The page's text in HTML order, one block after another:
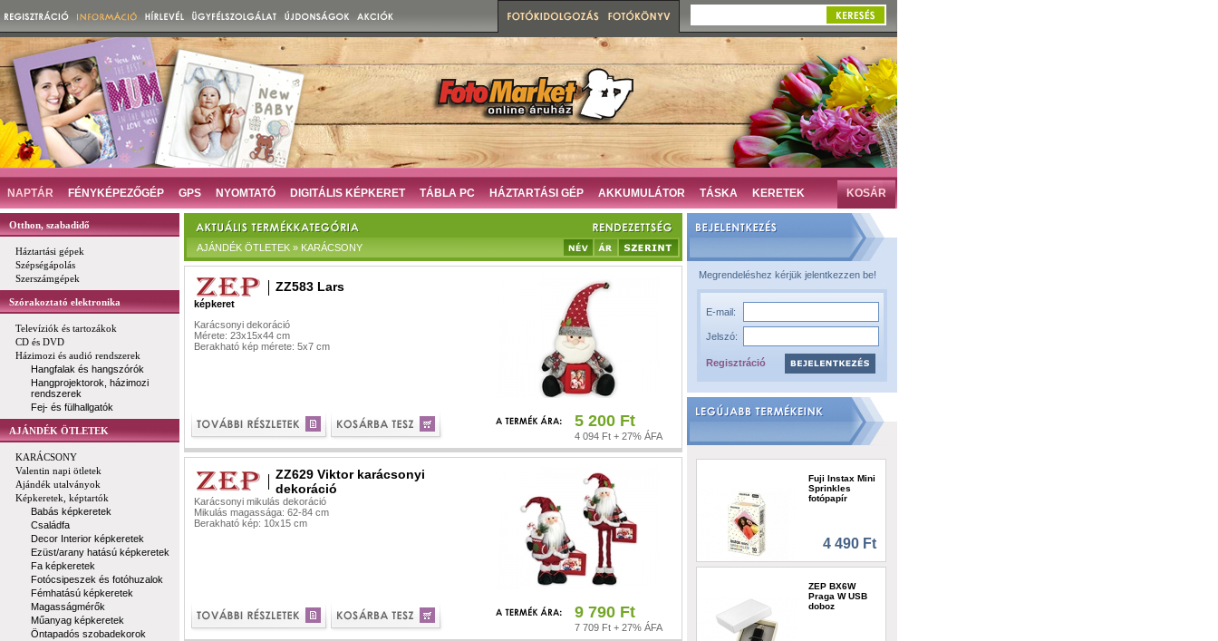
NAPTÁR FÉNYKÉPEZŐGÉP GPS NYOMTATÓ DIGITÁLIS KÉPKERET TÁBLA PC HÁZTARTÁSI GÉP AKKUMULÁTOR TÁSKA KERETEK KOSÁR
Otthon, szabadidő
Háztartási gépek
Szépségápolás
Szerszámgépek
Szórakoztató elektronika
Televíziók és tartozákok
CD és DVD
Házimozi és audió rendszerek
Hangfalak és hangszórók
Hangprojektorok, házimozi
rendszerek
Fej- és fülhallgatók
AJÁNDÉK ÖTLETEK
KARÁCSONY
Valentin napi ötletek
Ajándék utalványok
Képkeretek, képtartók
Babás képkeretek
Családfa
Decor Interior képkeretek
Ezüst/arany hatású képkeretek
Fa képkeretek
Fotócsipeszek és fotóhuzalok
Fémhatású képkeretek
Magasságmérők
Műanyag képkeretek
Öntapadós szobadekorok
AJÁNDÉK ÖTLETEK » KARÁCSONY
ZZ583 Lars
képkeret
Karácsonyi dekoráció
Mérete: 23x15x44 cm
Berakható kép mérete: 5x7 cm
5 200 Ft
4 094 Ft + 27% ÁFA
ZZ629 Viktor karácsonyi
dekoráció
Karácsonyi mikulás dekoráció
Mikulás magassága: 62-84 cm
Berakható kép: 10x15 cm
9 790 Ft
7 709 Ft + 27% ÁFA
Megrendeléshez kérjük jelentkezzen be!
E-mail:
Jelszó:
Regisztráció
Fuji Instax Mini
Sprinkles
fotópapír
4 490 Ft
ZEP BX6W
Praga W USB
doboz